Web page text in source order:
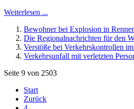
Weiterlesen ...
Bewohner bei Explosion in
Die Regionalnachrichten für den
Verstöße bei Verkehrskontrollen
Verkehrsunfall mit verletzten
Seite 9 von 2503
Start
Zurück